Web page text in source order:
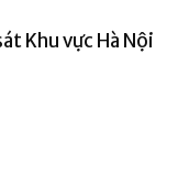
Khu vực Hà Nội